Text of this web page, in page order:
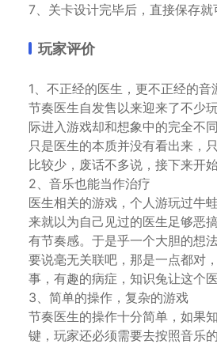
7、关卡设计完毕后，直接保存就
玩家评价
1、不正经的医生，更不正经的音
节奏医生自发售以来迎来了不少
际进入游戏却和想象中的完全不
只是医生的本质并没有看出来，
比较少，废话不多说，接下来开
2、音乐也能当作治疗
医生相关的游戏，个人游玩过牛
来就以为自己见过的医生足够恶
有节奏感。于是乎一个大胆的想
要说毫无关联吧，那是一点都对
事，有趣的病症，知识兔让这个
3、简单的操作，复杂的游戏
节奏医生的操作十分简单，如果
键，玩家还必须需要去按照音乐